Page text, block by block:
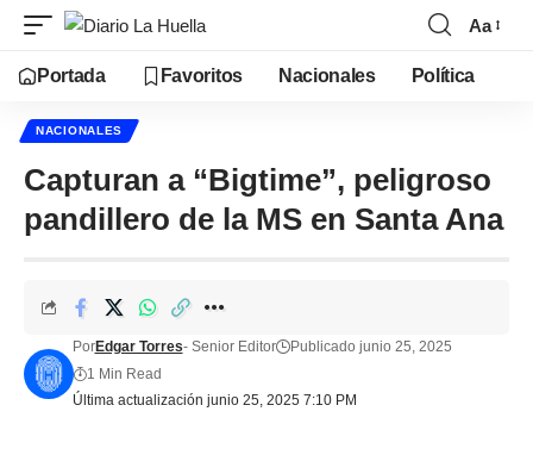
Aa
Portada Favoritos Nacionales Política
NACIONALES
Capturan a “Bigtime”, peligroso
pandillero de la MS en Santa Ana
Última actualización junio 25, 2025 7:10 PM
PorEdgar Torres- Senior Editor
Publicado junio 25, 2025
1 Min Read